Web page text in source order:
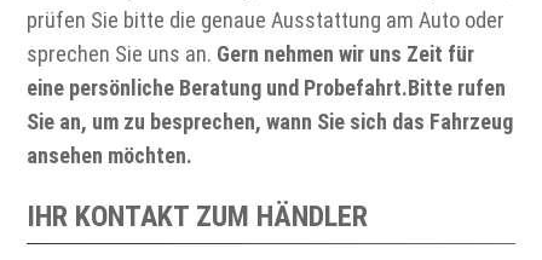
prüfen Sie bitte die genaue Ausstattung am Auto oder
sprechen Sie uns an. Gern nehmen wir uns Zeit für
eine persönliche Beratung und Probefahrt.Bitte rufen
Sie an, um zu besprechen, wann Sie sich das Fahrzeug
ansehen möchten.
IHR KONTAKT ZUM HÄNDLER